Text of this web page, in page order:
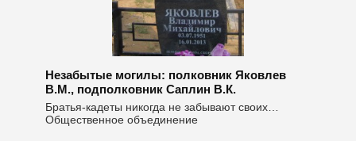
Незабытые могилы: полковник Яковлев
В.М., подполковник Саплин В.К.
Братья-кадеты никогда не забывают своих…
Общественное объединение